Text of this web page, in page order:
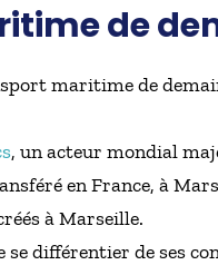
de
maritime de
, un acteur mondial
en France, à
à Marseille.
différentier de ses